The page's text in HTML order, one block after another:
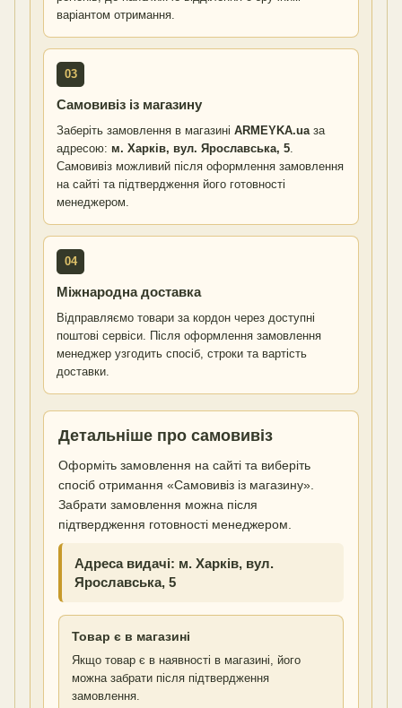
варіантом отримання.
03
Самовивіз із магазину
Заберіть замовлення в магазині ARMEYKA.uaза
адресою: м. Харків, вул. Ярославська, 5.
Самовивіз можливий після оформлення замовлення
на сайті та підтвердження його готовності
менеджером.
04
Міжнародна доставка
Відправляємо товари за кордон через доступні
поштові сервіси. Після оформлення замовлення
менеджер узгодить спосіб, строки та вартість
доставки.
Детальніше про самовивіз
Оформіть замовлення на сайті та виберіть
спосіб отримання «Самовивіз із магазину».
Забрати замовлення можна після
підтвердження готовності менеджером.
Адреса видачі: м. Харків, вул.
Ярославська, 5
Товар є в магазині
Якщо товар є в наявності в магазині, його
можна забрати після підтвердження
замовлення.